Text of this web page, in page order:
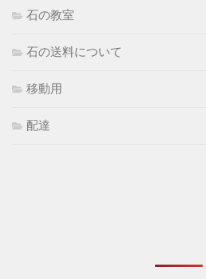
石の教室
石の送料について
移動用
配達